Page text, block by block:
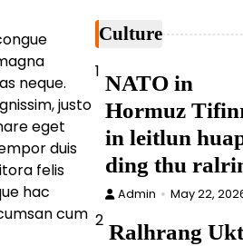
neque.
justo
eget
duis
felis
hac
cum
Culture
1 NATO in
Hormuz
in leitlun
ding thu
Admin May 22,
2 Ralhrang